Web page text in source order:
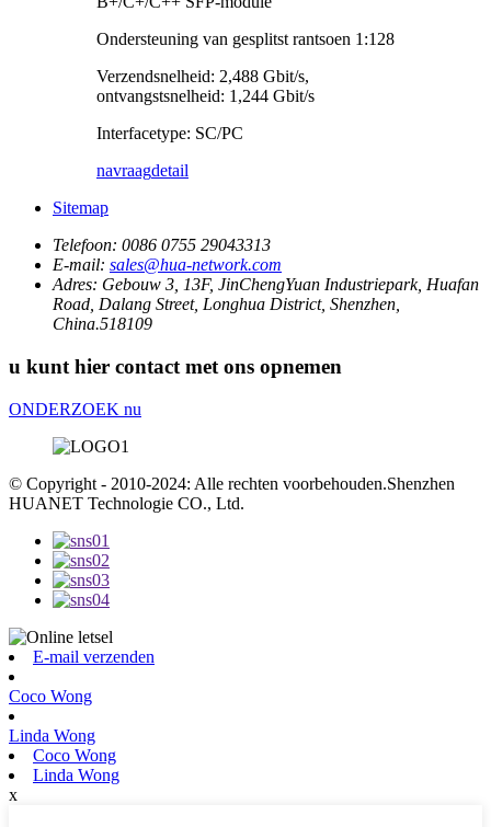
Ondersteuning van gesplitst rantsoen 1:128
Verzendsnelheid: 2,488 Gbit/s,
ontvangstsnelheid: 1,244 Gbit/s
Interfacetype: SC/PC
navraagdetail
Sitemap
Telefoon: 0086 0755 29043313
E-mail: sales@hua-network.com
Adres: Gebouw 3, 13F, JinChengYuan Industriepark, Huafan
Road, Dalang Street, Longhua District, Shenzhen,
China.518109
u kunt hier contact met ons opnemen
ONDERZOEK nu
© Copyright - 2010-2024: Alle rechten voorbehouden.Shenzhen
HUANET Technologie CO., Ltd.
E-mail verzenden
Coco Wong
Linda Wong
Coco Wong
Linda Wong
x